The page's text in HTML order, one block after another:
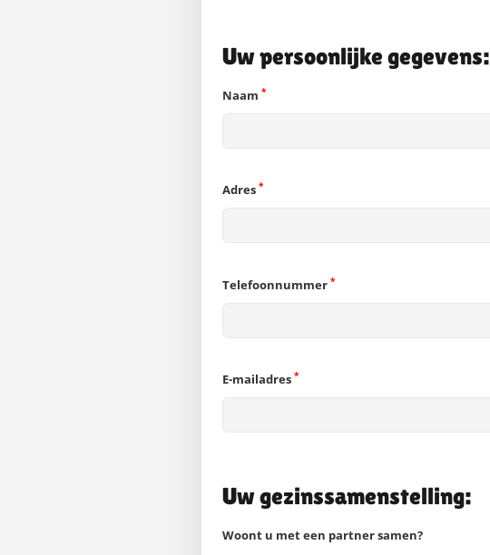
Uw persoonlijke gegevens:
Naam *
Adres *
Telefoonnummer *
E-mailadres *
Uw gezinssamenstelling:
Woont u met een partner samen?